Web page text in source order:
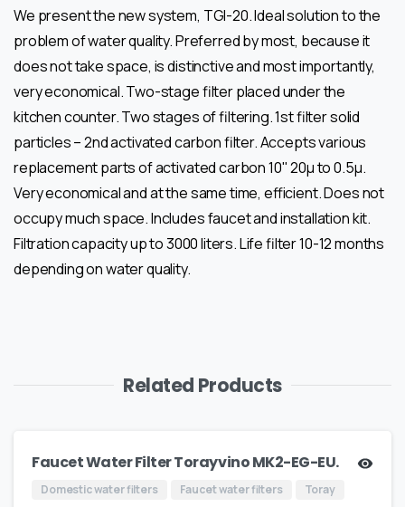
We present the new system, TGI-20. Ideal solution to the
problem of water quality. Preferred by most, because it
does not take space, is distinctive and most importantly,
very economical. Two-stage filter placed under the
kitchen counter. Two stages of filtering. 1st filter solid
particles – 2nd activated carbon filter. Accepts various
replacement parts of activated carbon 10" 20μ to 0.5μ.
Very economical and at the same time, efficient. Does not
occupy much space. Includes faucet and installation kit.
Filtration capacity up to 3000 liters. Life filter 10-12 months
depending on water quality.
Related Products
Faucet Water Filter Torayvino MK2-EG-EU.
Domestic water filters Faucet water filters Toray